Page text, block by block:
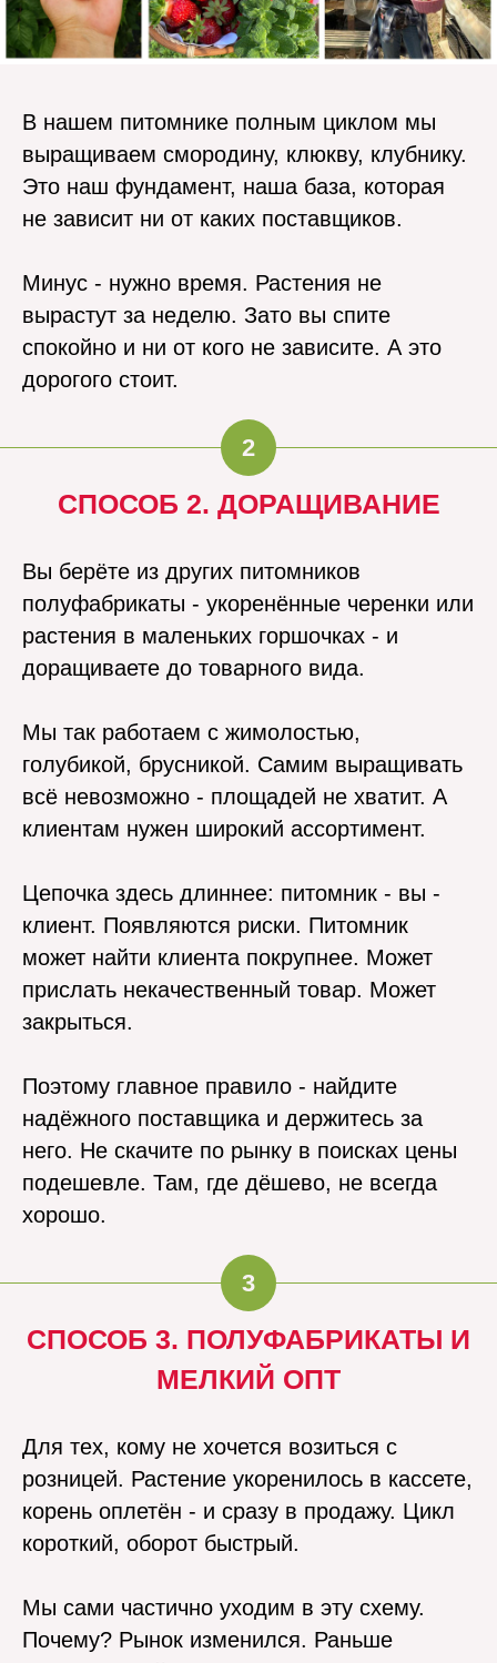
В нашем питомнике полным циклом мы
выращиваем смородину, клюкву, клубнику.
Это наш фундамент, наша база, которая
не зависит ни от каких поставщиков.
Минус - нужно время. Растения не
вырастут за неделю. Зато вы спите
спокойно и ни от кого не зависите. А это
дорогого стоит.
2
СПОСОБ 2. ДОРАЩИВАНИЕ
Вы берёте из других питомников
полуфабрикаты - укоренённые черенки или
растения в маленьких горшочках - и
доращиваете до товарного вида.
Мы так работаем с жимолостью,
голубикой, брусникой. Самим выращивать
всё невозможно - площадей не хватит. А
клиентам нужен широкий ассортимент.
Цепочка здесь длиннее: питомник - вы -
клиент. Появляются риски. Питомник
может найти клиента покрупнее. Может
прислать некачественный товар. Может
закрыться.
Поэтому главное правило - найдите
надёжного поставщика и держитесь за
него. Не скачите по рынку в поисках цены
подешевле. Там, где дёшево, не всегда
хорошо.
3
СПОСОБ 3. ПОЛУФАБРИКАТЫ И
МЕЛКИЙ ОПТ
Для тех, кому не хочется возиться с
розницей. Растение укоренилось в кассете,
корень оплетён - и сразу в продажу. Цикл
короткий, оборот быстрый.
Мы сами частично уходим в эту схему.
Почему? Рынок изменился. Раньше